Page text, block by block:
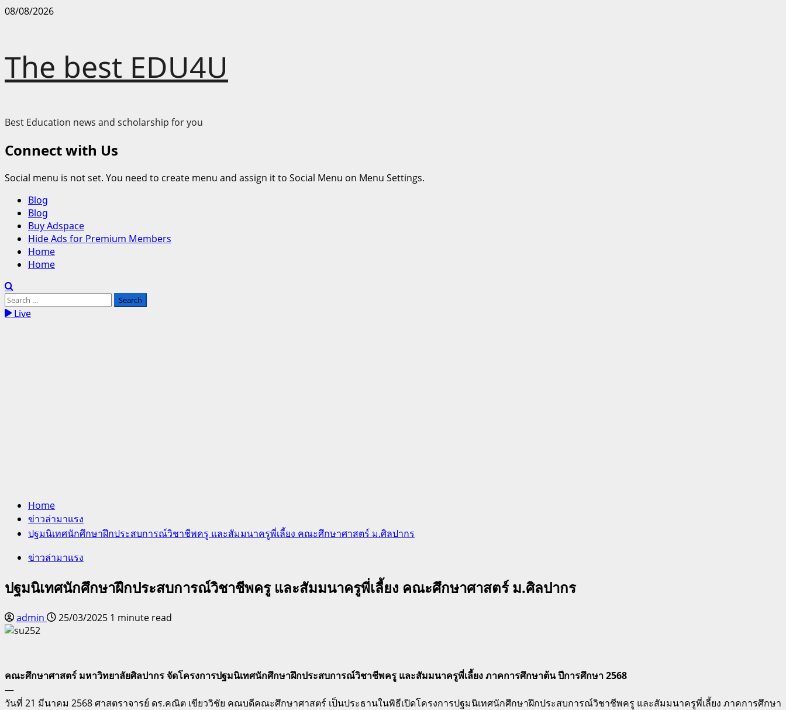
Skip
08/08/2026
The best EDU4U
Best Education news and scholarship for you
Connect with Us
Social menu is not set. You need to create menu and assign it to Social Menu on Menu Settings.
Primary
Menu
Blog
Blog
Buy Adspace
Hide Ads for Premium Members
Home
Home
Search
for:Live
Home
ข่าวล่ามาแรง
ปฐมนิเทศนักศึกษาฝึกประสบการณ์วิชาชีพครู และสัมมนาครูพี่เลี้ยง คณะศึกษาศาสตร์ ม.ศิลปากร
ข่าวล่ามาแรง
ปฐมนิเทศนักศึกษาฝึกประสบการณ์วิชาชีพครู และสัมมนาครูพี่เลี้ยง คณะศึกษาศาสตร์ ม.ศิลปากร
admin 25/03/2025 1 minute read
คณะศึกษาศาสตร์ มหาวิทยาลัยศิลปากร จัดโครงการปฐมนิเทศนักศึกษาฝึกประสบการณ์วิชาชีพครู และสัมมนาครูพี่เลี้ยง ภาคการศึกษาต้น ปีการศึกษา 2568
—
วันที่ 21 มีนาคม 2568 ศาสตราจารย์ ดร.คณิต เขียววิชัย คณบดีคณะศึกษาศาสตร์ เป็นประธานในพิธีเปิดโครงการปฐมนิเทศนักศึกษาฝึกประสบการณ์วิชาชีพครู และสัมมนาครูพี่เลี้ยง ภาคการศึกษา